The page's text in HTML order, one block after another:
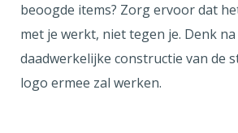
beoogde items? Zorg ervoor dat
met je werkt, niet tegen je. Denk
daadwerkelijke constructie van de
logo ermee zal werken.